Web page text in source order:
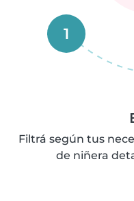
1
Filtrá según tus
de niñera